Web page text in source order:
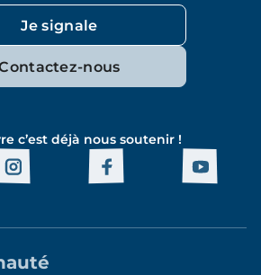
Je signale
nous
c’est déjà nous soutenir !